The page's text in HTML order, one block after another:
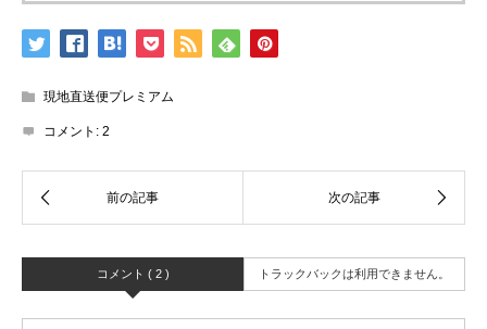
現地直送便プレミアム
コメント: 2
コメント ( 2 ) トラックバックは利用できません。